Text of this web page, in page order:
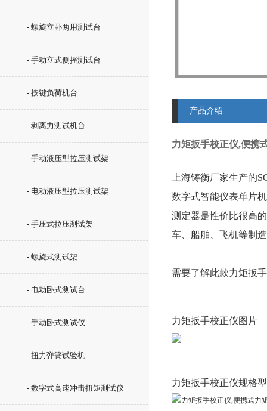
- 螺旋立卧两用测试台
- 手动立式侧摇测试台
- 按键负荷机台
- 剥离力测试机台
- 手动液压型拉压测试架
- 电动液压型拉压测试架
- 手压式拉压测试架
- 螺旋式测试架
- 电动卧式测试台
- 手动卧式测试仪
- 扭力弹簧试验机
- 数字式高速冲击扭矩测试仪
产品介绍
力矩扳手校正仪,便携
上海铸衡厂家生产的
数字式智能仪表单片
测定器是性价比很高
车、船舶、飞机等制
需要了解此款力矩扳
力矩扳手校正仪图片
力矩扳手校正仪规格